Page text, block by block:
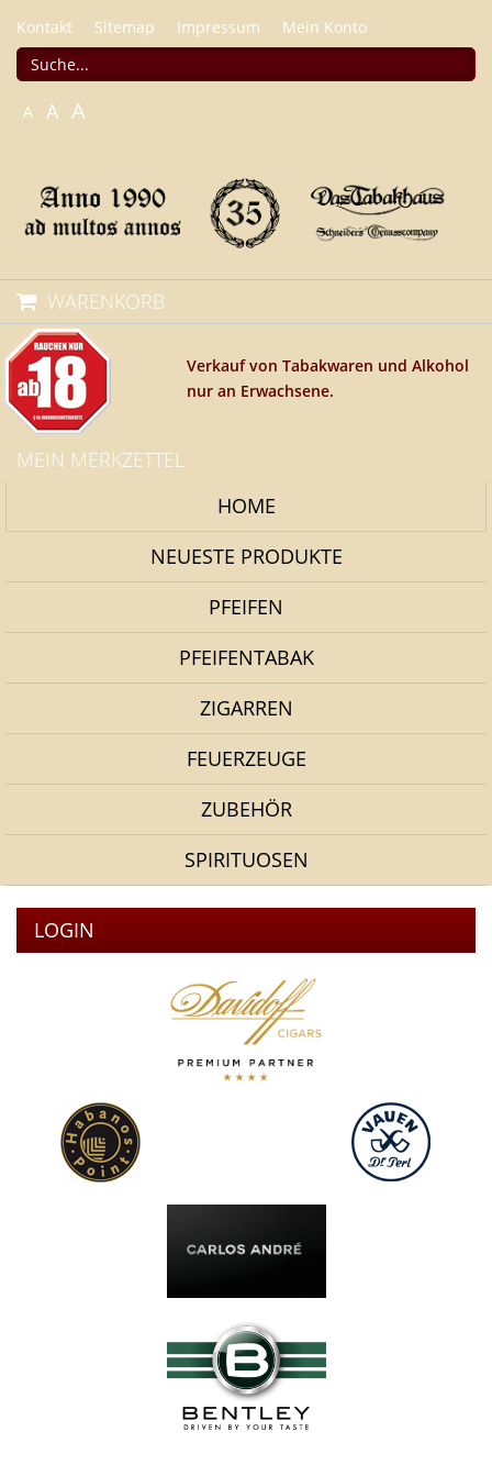
Kontakt Sitemap Impressum Mein Konto
A A A
WARENKORB
Verkauf von Tabakwaren und Alkohol
nur an Erwachsene.
MEIN MERKZETTEL
HOME
NEUESTE PRODUKTE
PFEIFEN
PFEIFENTABAK
ZIGARREN
FEUERZEUGE
ZUBEHÖR
SPIRITUOSEN
LOGIN